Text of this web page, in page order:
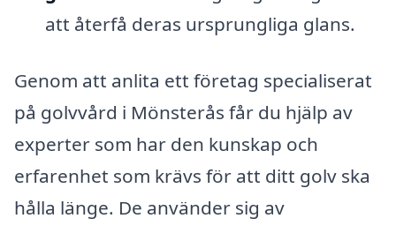
att återfå deras ursprungliga glans.
Genom att anlita ett företag specialiserat
på golvvård i Mönsterås får du hjälp av
experter som har den kunskap och
erfarenhet som krävs för att ditt golv ska
hålla länge. De använder sig av